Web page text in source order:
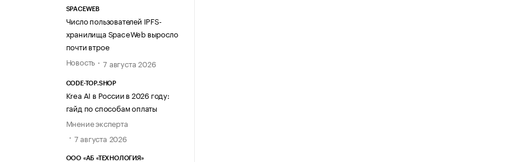
SPACEWEB
Число пользователей IPFS-
хранилища SpaceWeb выросло
почти втрое
Новость
7 августа 2026
CODE-TOP.SHOP
Krea AI в России в 2026 году:
гайд по способам оплаты
Мнение эксперта
7 августа 2026
ООО «АБ «ТЕХНОЛОГИЯ»